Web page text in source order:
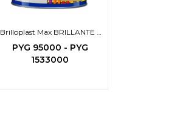
Brilloplast Max BRILLANTE -
3en1-
PYG 95000 - PYG
1533000